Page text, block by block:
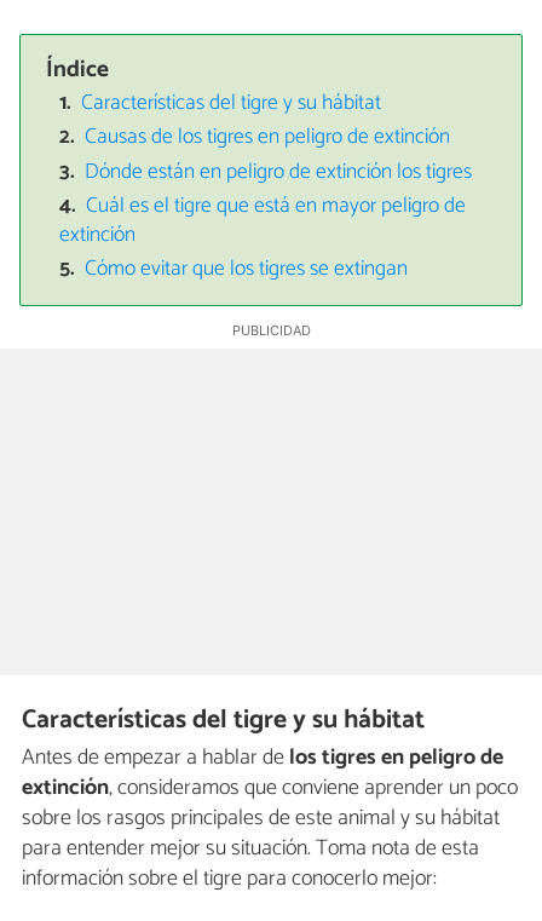
Índice
Características del tigre y su hábitat
Causas de los tigres en peligro de extinción
Dónde están en peligro de extinción los tigres
Cuál es el tigre que está en mayor peligro de
extinción
Cómo evitar que los tigres se extingan
Características del tigre y su hábitat
Antes de empezar a hablar delos tigres en peligro de
extinción, consideramos que conviene aprender un poco
sobre los rasgos principales de este animal y su hábitat
para entender mejor su situación. Toma nota de esta
información sobre el tigre para conocerlo mejor: